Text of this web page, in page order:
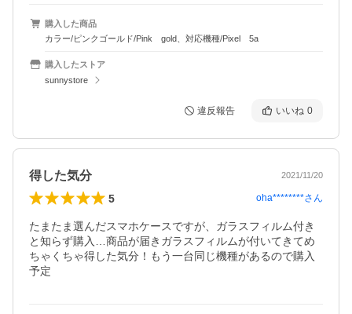
購入した商品
カラー/ピンクゴールド/Pink gold、対応機種/Pixel 5a
購入したストア
sunnystore
違反報告 いいね 0
得した気分 2021/11/20
5 oha********さん
たまたま選んだスマホケースですが、ガラスフィルム付き
と知らず購入…商品が届きガラスフィルムが付いてきてめ
ちゃくちゃ得した気分！もう一台同じ機種があるので購入
予定